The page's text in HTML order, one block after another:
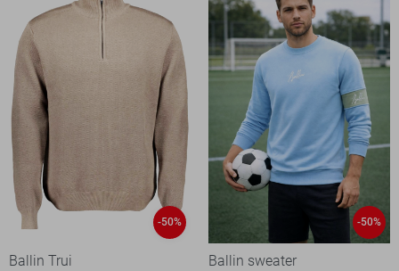
-50%
Ballin Trui
-50%
Ballin sweater